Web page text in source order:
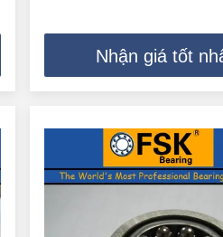
Nhận giá tốt